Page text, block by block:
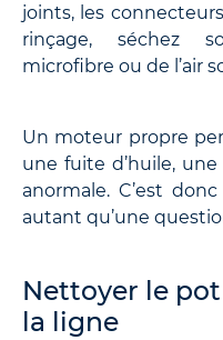
joints, les
rinçage, séchez
microfibre ou de l’air
Un moteur propre
une fuite d’huile,
anormale. C’est
autant qu’une
Nettoyer le
la ligne